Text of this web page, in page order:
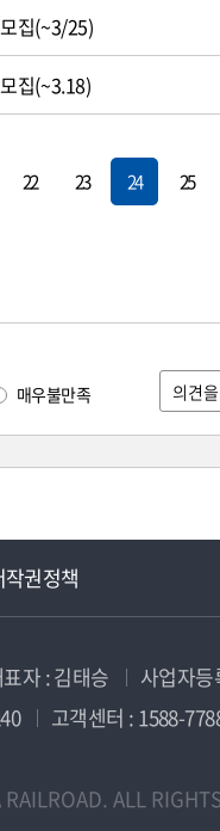
집(~3/25)
집(~3.18)
22 23 24 25
매우불만족
작권정책
자 : 김태승 사업자
고객센터 : 1588-
ALL